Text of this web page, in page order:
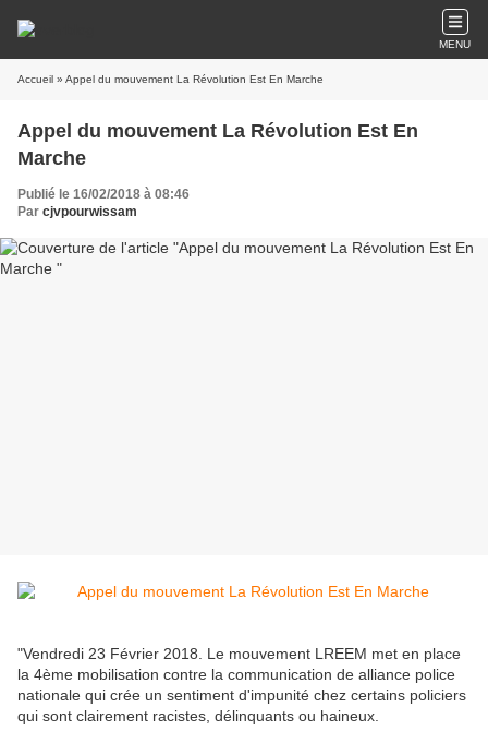
MENU
Accueil » Appel du mouvement La Révolution Est En Marche
Appel du mouvement La Révolution Est En
Marche
Publié le 16/02/2018 à 08:46
Par cjvpourwissam
"Vendredi 23 Février 2018. Le mouvement LREEM met en place
la 4ème mobilisation contre la communication de alliance police
nationale qui crée un sentiment d'impunité chez certains policiers
qui sont clairement racistes, délinquants ou haineux.